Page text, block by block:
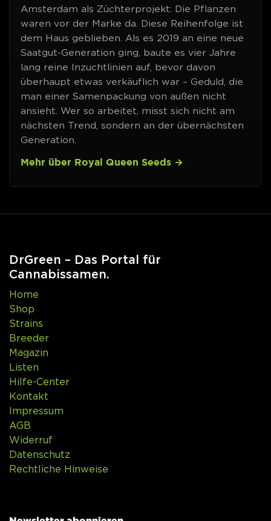
Amsterdam als Züchterprojekt: Die Pflanzen
waren vor der Marke da. Diese Reihenfolge ist
dem Haus geblieben. Als es 2019 an eine neue
Saatgut-Generation ging, baute es vier Jahre
lang reine Inzuchtlinien auf, bevor davon
überhaupt etwas verkäuflich war – Geduld, die
man einer Samenpackung von außen nicht
ansieht. Wer so arbeitet, misst sich nicht am
nächsten Trend, sondern an der übernächsten
Generation.
Mehr über Royal Queen Seeds
DrGreen – Das Portal für
Cannabissamen.
Home
Shop
Strains
Breeder
Magazin
Listen
Hilfe-Center
Kontakt
Impressum
AGB
Widerruf
Datenschutz
Rechtliche Hinweise